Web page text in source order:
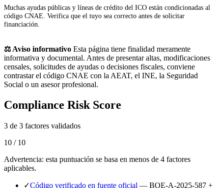
Muchas ayudas públicas y líneas de crédito del ICO están condicionadas al
código CNAE. Verifica que el tuyo sea correcto antes de solicitar
financiación.
⚖️ Aviso informativo Esta página tiene finalidad meramente
informativa y documental. Antes de presentar altas, modificaciones
censales, solicitudes de ayudas o decisiones fiscales, conviene
contrastar el código CNAE con la AEAT, el INE, la Seguridad
Social o un asesor profesional.
Compliance Risk Score
3 de 3 factores validados
10 / 10
Advertencia: esta puntuación se basa en menos de 4 factores
aplicables.
✓Código verificado en fuente oficial — BOE-A-2025-587 +